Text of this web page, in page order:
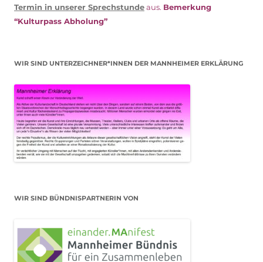
Termin in unserer Sprechstundeaus. Bemerkung
“Kulturpass Abholung”
WIR SIND UNTERZEICHNER*INNEN DER MANNHEIMER ERKLÄRUNG
WIR SIND BÜNDNISPARTNERIN VON